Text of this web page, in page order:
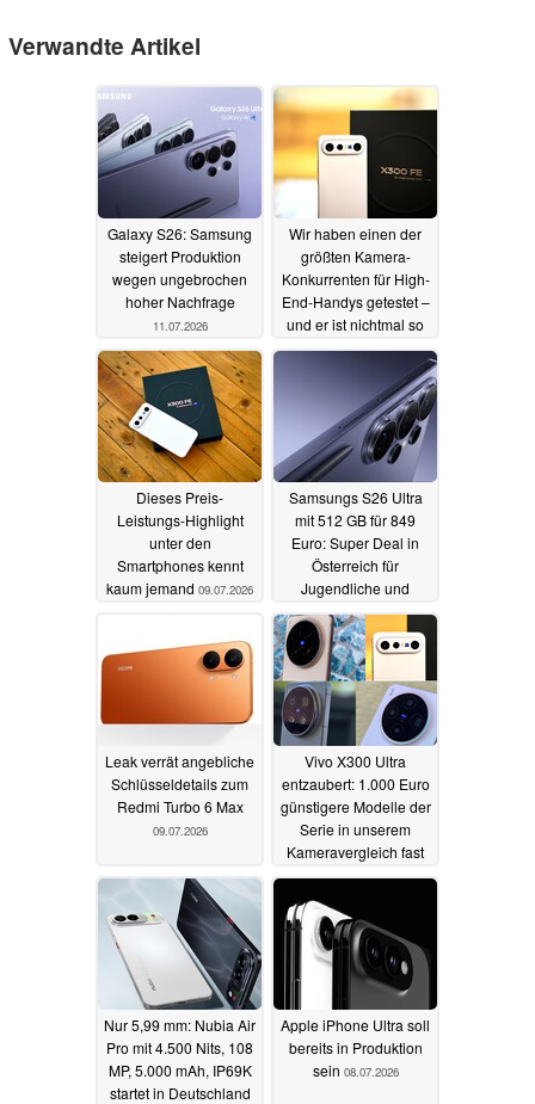
Verwandte Artikel
Galaxy S26: Samsung
steigert Produktion
wegen ungebrochen
hoher Nachfrage
11.07.2026
Wir haben einen der
größten Kamera-
Konkurrenten für High-
End-Handys getestet –
und er ist nichtmal so
teuer10.07.2026
Dieses Preis-
Leistungs-Highlight
unter den
Smartphones kennt
kaum jemand 09.07.2026
Samsungs S26 Ultra
mit 512 GB für 849
Euro: Super Deal in
Österreich für
Jugendliche und
weitere berechtigte
Gruppen09.07.2026
Leak verrät angebliche
Schlüsseldetails zum
Redmi Turbo 6 Max
09.07.2026
Vivo X300 Ultra
entzaubert: 1.000 Euro
günstigere Modelle der
Serie in unserem
Kameravergleich fast
genauso gut09.07.2026
Nur 5,99 mm: Nubia Air
Pro mit 4.500 Nits, 108
MP, 5.000 mAh, IP69K
startet in Deutschland
Apple iPhone Ultra soll
bereits in Produktion
sein 08.07.2026